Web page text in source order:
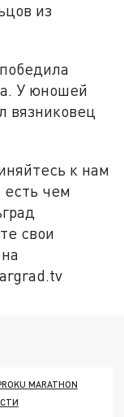
из
У юношей
вязниковец
к нам
есть чем
свои
MARATHON